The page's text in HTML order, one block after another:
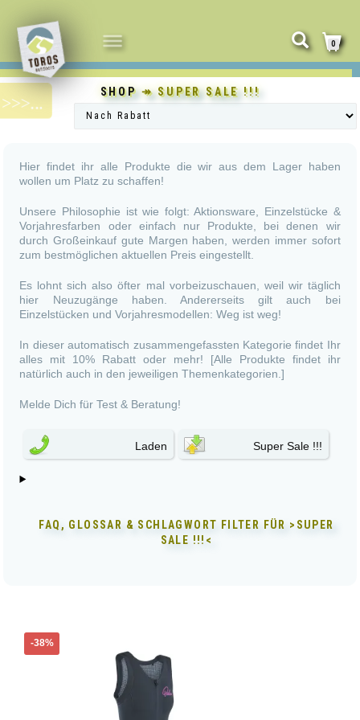
NAVIGATION
UMSCHALTEN
0
SHOP↠ SUPER SALE !!!
Hier findet ihr alle Produkte die wir aus dem Lager haben
wollen um Platz zu schaffen!
Unsere Philosophie ist wie folgt: Aktionsware, Einzelstücke &
Vorjahresfarben oder einfach nur Produkte, bei denen wir
durch Großeinkauf gute Margen haben, werden immer sofort
zum bestmöglichen aktuellen Preis eingestellt.
Es lohnt sich also öfter mal vorbeizuschauen, weil wir täglich
hier Neuzugänge haben. Andererseits gilt auch bei
Einzelstücken und Vorjahresmodellen: Weg ist weg!
In dieser automatisch zusammengefassten Kategorie findet Ihr
alles mit 10% Rabatt oder mehr! [Alle Produkte findet ihr
natürlich auch in den jeweiligen Themenkategorien.]
Melde Dich für Test & Beratung!
Laden Super Sale !!!
FAQ, GLOSSAR & SCHLAGWORT FILTER FÜR >SUPER
SALE !!!<
-38%
Dieses
Produkt